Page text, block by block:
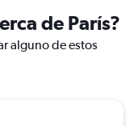
de París?
alguno de estos